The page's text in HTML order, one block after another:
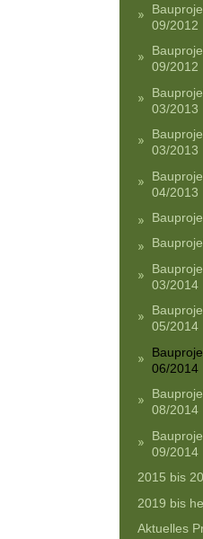
09/2012
09/2012
03/2013
03/2013
04/2013
03/2014
05/2014
06/2014
08/2014
09/2014
2015 bis
2019 bis
Aktuelles